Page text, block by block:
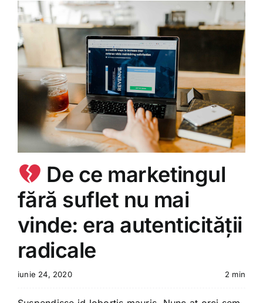
De ce marketingul
fără suflet nu mai
vinde: era autenticității
radicale
iunie 24, 2020 2 min